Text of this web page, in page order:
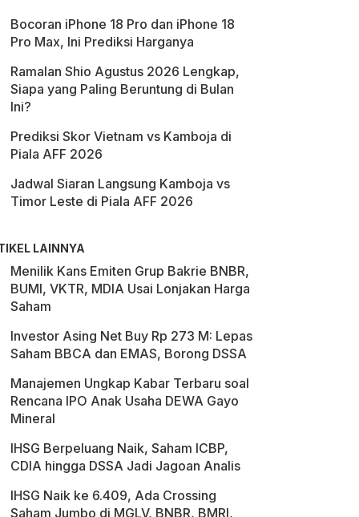
Bocoran iPhone 18 Pro dan iPhone 18
Pro Max, Ini Prediksi Harganya
Ramalan Shio Agustus 2026 Lengkap,
Siapa yang Paling Beruntung di Bulan
Ini?
Prediksi Skor Vietnam vs Kamboja di
Piala AFF 2026
Jadwal Siaran Langsung Kamboja vs
Timor Leste di Piala AFF 2026
LAINNYA
Menilik Kans Emiten Grup Bakrie BNBR,
BUMI, VKTR, MDIA Usai Lonjakan Harga
Saham
Investor Asing Net Buy Rp 273 M: Lepas
Saham BBCA dan EMAS, Borong DSSA
Manajemen Ungkap Kabar Terbaru soal
Rencana IPO Anak Usaha DEWA Gayo
Mineral
IHSG Berpeluang Naik, Saham ICBP,
CDIA hingga DSSA Jadi Jagoan Analis
IHSG Naik ke 6.409, Ada Crossing
Saham Jumbo di MGLV, BNBR, BMRI,